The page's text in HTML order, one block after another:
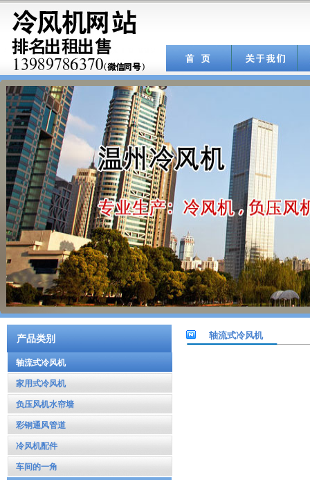
产品类别
轴流式冷风机
家用式冷风机
负压风机水帘墙
彩钢通风管道
冷风机配件
车间的一角
轴流式冷风机